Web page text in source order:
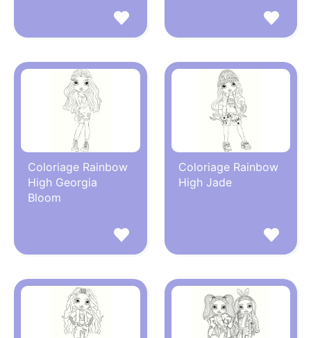
Coloriage Rainbow
High Georgia
Bloom
Coloriage Rainbow
High Jade